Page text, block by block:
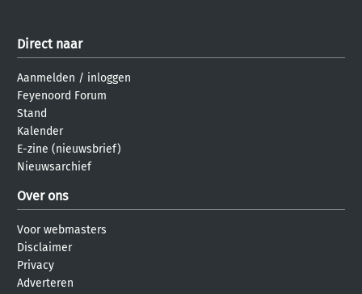
Direct naar
Aanmelden / inloggen
Feyenoord Forum
Stand
Kalender
E-zine (nieuwsbrief)
Nieuwsarchief
Over ons
Voor webmasters
Disclaimer
Privacy
Adverteren